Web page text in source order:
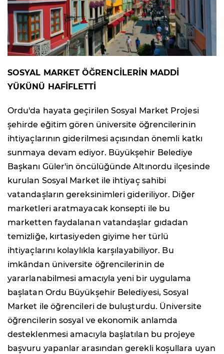
SOSYAL MARKET ÖĞRENCİLERİN MADDİ
YÜKÜNÜ HAFİFLETTİ
Ordu'da hayata geçirilen Sosyal Market Projesi
şehirde eğitim gören üniversite öğrencilerinin
ihtiyaçlarının giderilmesi açısından önemli katkı
sunmaya devam ediyor. Büyükşehir Belediye
Başkanı Güler'in öncülüğünde Altınordu ilçesinde
kurulan Sosyal Market ile ihtiyaç sahibi
vatandaşların gereksinimleri gideriliyor. Diğer
marketleri aratmayacak konsepti ile bu
marketten faydalanan vatandaşlar gıdadan
temizliğe, kırtasiyeden giyime her türlü
ihtiyaçlarını kolaylıkla karşılayabiliyor. Bu
imkândan üniversite öğrencilerinin de
yararlanabilmesi amacıyla yeni bir uygulama
başlatan Ordu Büyükşehir Belediyesi, Sosyal
Market ile öğrencileri de buluşturdu. Üniversite
öğrencilerin sosyal ve ekonomik anlamda
desteklenmesi amacıyla başlatılan bu projeye
başvuru yapanlar arasından gerekli koşullara uyan